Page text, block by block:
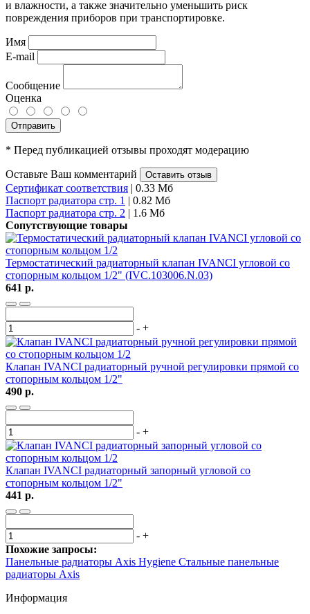
и влажности, а также значительно уменьшить риск
повреждения приборов при транспортировке.
Имя
E-mail
Сообщение
Оценка
Отправить
* Перед публикацией отзывы проходят модерацию
Оставьте Ваш комментарий Оставить отзыв
Сертификат соответствия | 0.33 Мб
Паспорт радиатора стр. 1 | 0.82 Мб
Паспорт радиатора стр. 2 | 1.6 Мб
Сопутствующие товары
Термостатический радиаторный клапан IVANCI угловой со
стопорным кольцом 1/2" (IVC.103006.N.03)
641 р.
- +
Клапан IVANCI радиаторный ручной регулировки прямой со
стопорным кольцом 1/2"
490 р.
- +
Клапан IVANCI радиаторный запорный угловой со
стопорным кольцом 1/2"
441 р.
- +
Похожие запросы:
Панельные радиаторы Axis Hygiene Стальные панельные
радиаторы Axis
Информация